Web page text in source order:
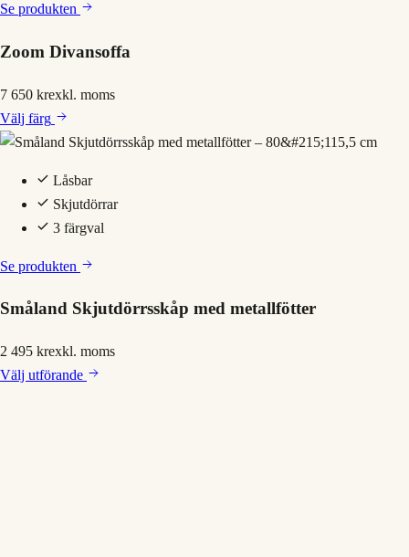
Se produkten
Zoom Divansoffa
7 650 krexkl. moms
Välj färg
Låsbar
Skjutdörrar
3 färgval
Se produkten
Småland Skjutdörrsskåp med metallfötter
2 495 krexkl. moms
Välj utförande